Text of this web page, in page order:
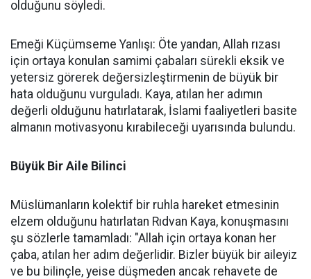
olduğunu söyledi.
Emeği Küçümseme Yanlışı: Öte yandan, Allah rızası
için ortaya konulan samimi çabaları sürekli eksik ve
yetersiz görerek değersizleştirmenin de büyük bir
hata olduğunu vurguladı. Kaya, atılan her adımın
değerli olduğunu hatırlatarak, İslami faaliyetleri basite
almanın motivasyonu kırabileceği uyarısında bulundu.
Büyük Bir Aile Bilinci
Müslümanların kolektif bir ruhla hareket etmesinin
elzem olduğunu hatırlatan Rıdvan Kaya, konuşmasını
şu sözlerle tamamladı: "Allah için ortaya konan her
çaba, atılan her adım değerlidir. Bizler büyük bir aileyiz
ve bu bilinçle, yeise düşmeden ancak rehavete de